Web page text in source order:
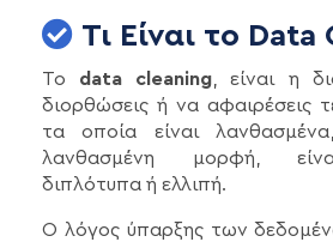
Τι Είναι το
Το data cleaning , είναι η
διορθώσεις ή να αφαιρέσεις
τα οποία είναι
λανθασμένη μορφή,
διπλότυπα ή ελλιπή.
Ο λόγος ύπαρξης των